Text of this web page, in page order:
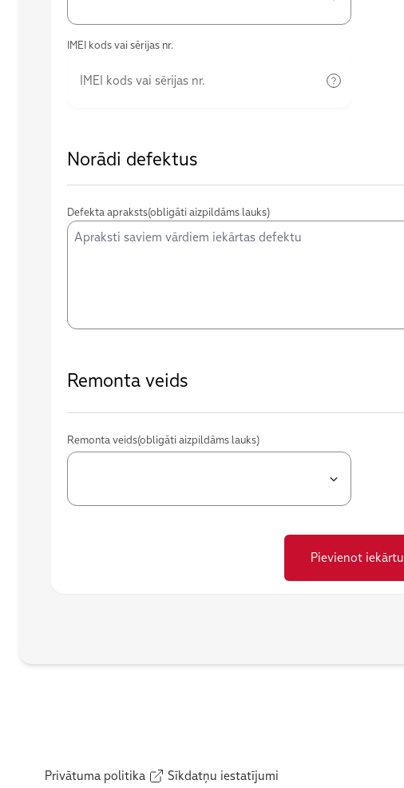
IMEI kods vai sērijas nr.
Norādi defektus
Defekta apraksts(obligāti aizpildāms lauks)
Remonta veids
Remonta veids(obligāti aizpildāms lauks)
Pievienot iekārtu
Privātuma politika (Atveras jaunā cilnē)
Sīkdatņu iestatījumi